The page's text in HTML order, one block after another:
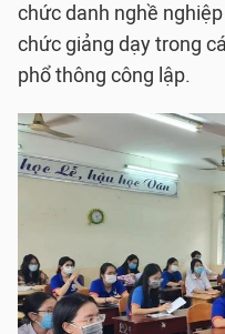
chức danh nghề
chức giảng dạy trong
phổ thông công lập.